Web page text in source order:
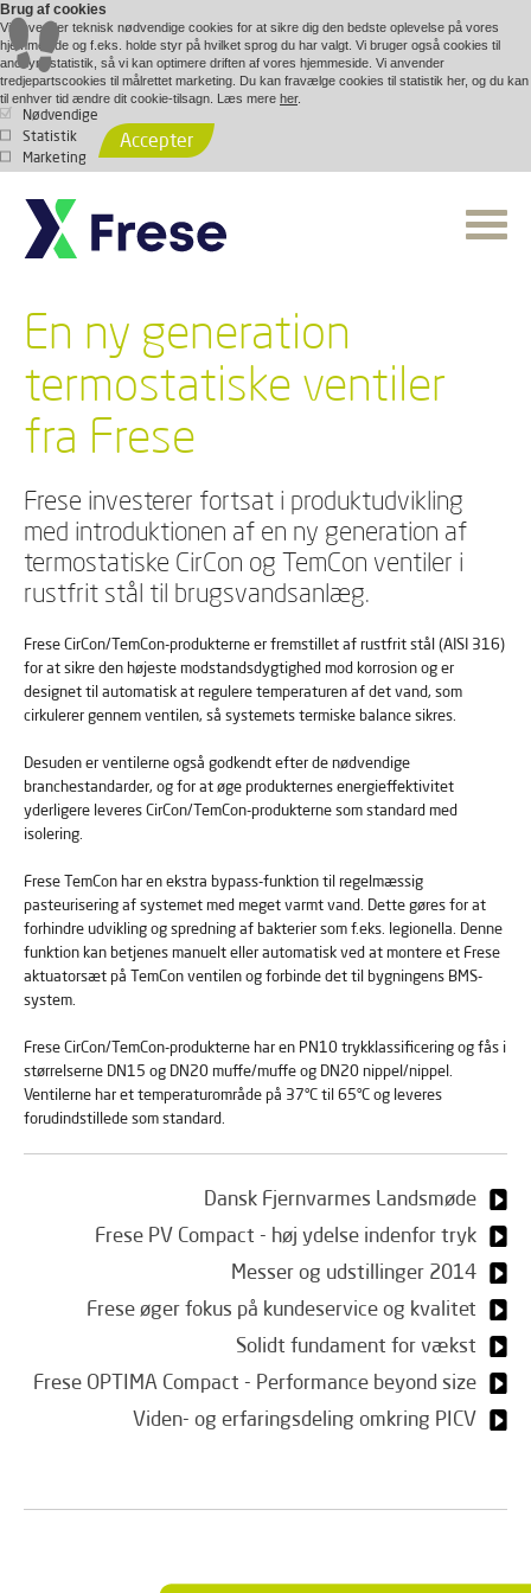
Brug af cookies
Vi anvender teknisk nødvendige cookies for at sikre dig den bedste oplevelse på vores
hjemmeside og f.eks. holde styr på hvilket sprog du har valgt. Vi bruger også cookies til
anonym statistik, så vi kan optimere driften af vores hjemmeside. Vi anvender
tredjepartscookies til målrettet marketing. Du kan fravælge cookies til statistik her, og du kan
til enhver tid ændre dit cookie-tilsagn. Læs mere her.
Nødvendige
Statistik
Marketing
Accepter
En ny generation
termostatiske ventiler
fra Frese
Frese investerer fortsat i produktudvikling
med introduktionen af en ny generation af
termostatiske CirCon og TemCon ventiler i
rustfrit stål til brugsvandsanlæg.
Frese CirCon/TemCon-produkterne er fremstillet af rustfrit stål (AISI 316)
for at sikre den højeste modstandsdygtighed mod korrosion og er
designet til automatisk at regulere temperaturen af det vand, som
cirkulerer gennem ventilen, så systemets termiske balance sikres.
Desuden er ventilerne også godkendt efter de nødvendige
branchestandarder, og for at øge produkternes energieffektivitet
yderligere leveres CirCon/TemCon-produkterne som standard med
isolering.
Frese TemCon har en ekstra bypass-funktion til regelmæssig
pasteurisering af systemet med meget varmt vand. Dette gøres for at
forhindre udvikling og spredning af bakterier som f.eks. legionella. Denne
funktion kan betjenes manuelt eller automatisk ved at montere et Frese
aktuatorsæt på TemCon ventilen og forbinde det til bygningens BMS-
system.
Frese CirCon/TemCon-produkterne har en PN10 trykklassificering og fås i
størrelserne DN15 og DN20 muffe/muffe og DN20 nippel/nippel.
Ventilerne har et temperaturområde på 37°C til 65°C og leveres
forudindstillede som standard.
Dansk Fjernvarmes Landsmøde
Frese PV Compact - høj ydelse indenfor tryk
Messer og udstillinger 2014
Frese øger fokus på kundeservice og kvalitet
Solidt fundament for vækst
Frese OPTIMA Compact - Performance beyond size
Viden- og erfaringsdeling omkring PICV